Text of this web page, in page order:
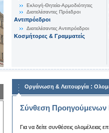
Εκλογή-Θητεία-Αρμοδιότητες
Διατελέσαντες Πρόεδροι
Αντιπρόεδροι
Διατελέσαντες Αντιπρόεδροι
Κοσμήτορες & Γραμματείς
Οργάνωση & Λειτουργία :
Σύνθεση Προηγούμενων
Για να δείτε συνθέσεις ολομέλειας